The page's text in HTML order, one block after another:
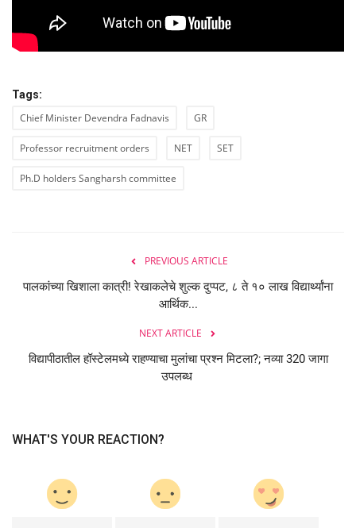
Tags:
Chief Minister Devendra Fadnavis GR
Professor recruitment orders NET SET
Ph.D holders Sangharsh committee
PREVIOUS ARTICLE
पालकांच्या खिशाला कात्री! रेखाकलेचे शुल्क दुप्पट, ८ ते १० लाख विद्यार्थ्यांना
आर्थिक...
NEXT ARTICLE
विद्यापीठातील हॉस्टेलमध्ये राहण्याचा मुलांचा प्रश्न मिटला?; नव्या 320 जागा
उपलब्ध
WHAT'S YOUR REACTION?